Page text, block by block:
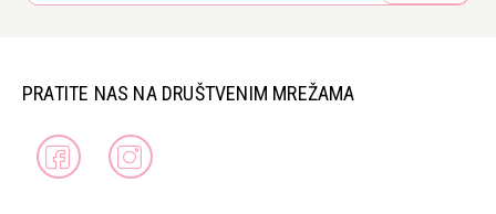
PRATITE NAS NA DRUŠTVENIM MREŽAMA